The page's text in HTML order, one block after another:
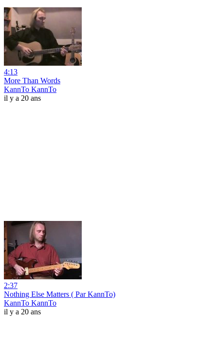
4:13
More Than Words
KannTo KannTo
il y a 20 ans
2:37
Nothing Else Matters ( Par KannTo)
KannTo KannTo
il y a 20 ans